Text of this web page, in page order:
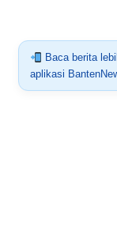
Baca berita
aplikasi